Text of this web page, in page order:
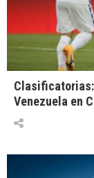
Clasificatorias:
Venezuela en